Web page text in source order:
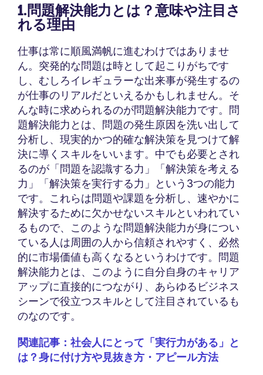
1.問題解決能力とは？意味や注目さ
れる理由
仕事は常に順風満帆に進むわけではありませ
ん。突発的な問題は時として起こりがちです
し、むしろイレギュラーな出来事が発生するの
が仕事のリアルだといえるかもしれません。そ
んな時に求められるのが問題解決能力です。問
題解決能力とは、問題の発生原因を洗い出して
分析し、現実的かつ的確な解決策を見つけて解
決に導くスキルをいいます。中でも必要とされ
るのが「問題を認識する力」「解決策を考える
力」「解決策を実行する力」という3つの能力
です。これらは問題や課題を分析し、速やかに
解決するために欠かせないスキルといわれてい
るもので、このような問題解決能力が身につい
ている人は周囲の人から信頼されやすく、必然
的に市場価値も高くなるというわけです。問題
解決能力とは、このように自分自身のキャリア
アップに直接的につながり、あらゆるビジネス
シーンで役立つスキルとして注目されているも
のなのです。
関連記事：社会人にとって「実行力がある」と
は？身に付け方や見抜き方・アピール方法